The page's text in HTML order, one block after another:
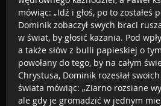
mówiąc: „Idź i głoś, po to zostałeś
Dominik zobaczył swych braci
w świat, by głosić kazania. Pod
a także słów z bulli papieskiej o
powołany do tego, by na całym
Chrystusa, Dominik rozesłał
świata mówiąc: „Ziarno rozsiane
ale gdy je gromadzić w jednym